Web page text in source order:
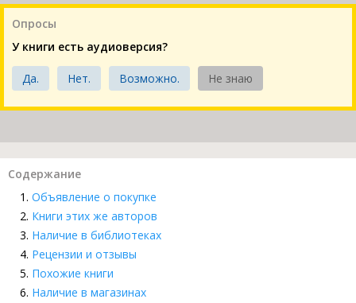
Опросы
У книги есть аудиоверсия?
Да. Нет. Возможно. Не знаю
Содержание
Объявление о покупке
Книги этих же авторов
Наличие в библиотеках
Рецензии и отзывы
Похожие книги
Наличие в магазинах